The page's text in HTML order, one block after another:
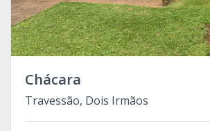
Chácara
Travessão, Dois Irmãos